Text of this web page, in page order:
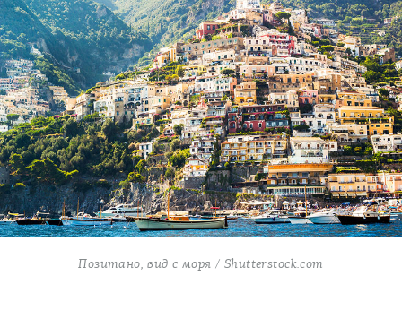
Позитано, вид с моря / Shutterstock.com